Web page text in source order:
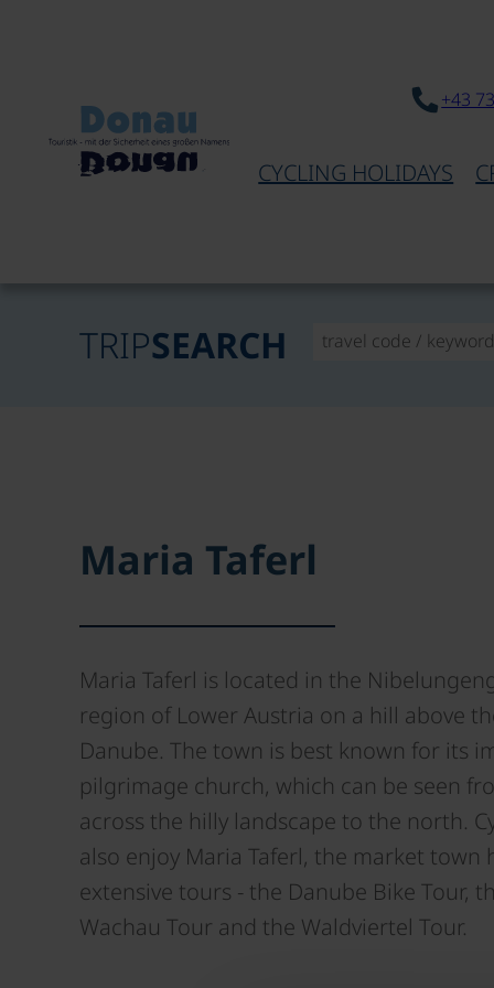
+43
CYCLING HOLIDAYS
TRIPSEARCH
Maria Taferl
Maria Taferl is located in the
region of Lower Austria on a hill above
Danube. The town is best known for its
pilgrimage church, which can be seen
across the hilly landscape to the north.
also enjoy Maria Taferl, the market town
extensive tours - the Danube Bike Tour,
Wachau Tour and the Waldviertel Tour.